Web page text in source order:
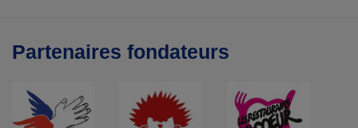
Partenaires fondateurs